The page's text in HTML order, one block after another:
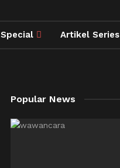
Special Artikel Series
Popular News